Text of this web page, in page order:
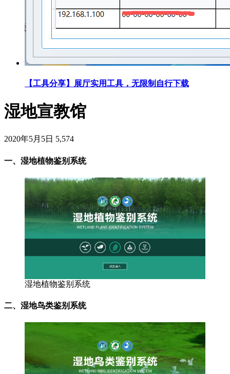
【工具分享】展厅实用工具，无限制自行下载
湿地宣教馆
2020年5月5日 5,574
一、湿地植物鉴别系统
湿地植物鉴别系统
二、湿地鸟类鉴别系统